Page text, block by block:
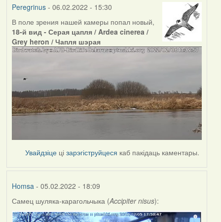
Peregrinus- 06.02.2022 - 15:30
В поле зрения нашей камеры попал новый,
18-й вид - Серая цапля / Ardea cinerea /
Grey heron / Чапля шэрая
Увайдзіце цізарэгіструйцеся каб пакідаць каментары.
Homsa- 05.02.2022 - 18:09
Самец шуляка-карагольчыка (Accipiter nisus):